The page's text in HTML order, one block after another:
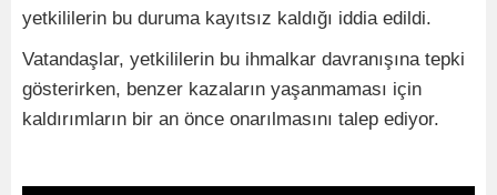
yetkililerin bu duruma kayıtsız kaldığı iddia edildi.
Vatandaşlar, yetkililerin bu ihmalkar davranışına tepki
gösterirken, benzer kazaların yaşanmaması için
kaldırımların bir an önce onarılmasını talep ediyor.